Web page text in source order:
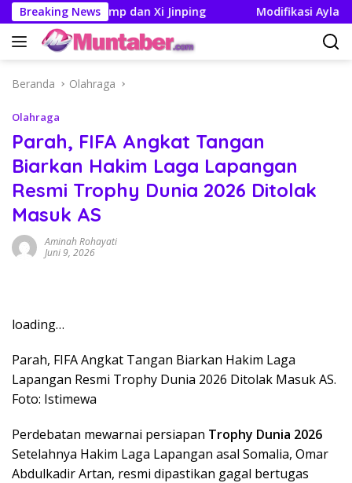
Langsung
ke
konten
Breaking News
Trump dan Xi Jinping Modifikasi Ayla
Beranda Olahraga
Olahraga
Parah, FIFA Angkat Tangan
Biarkan Hakim Laga Lapangan
Resmi Trophy Dunia 2026 Ditolak
Masuk AS
Aminah Rohayati
Juni 9, 2026
loading…
Parah, FIFA Angkat Tangan Biarkan Hakim Laga
Lapangan Resmi Trophy Dunia 2026 Ditolak Masuk AS.
Foto: Istimewa
Perdebatan mewarnai persiapan Trophy Dunia 2026
Setelahnya Hakim Laga Lapangan asal Somalia, Omar
Abdulkadir Artan, resmi dipastikan gagal bertugas